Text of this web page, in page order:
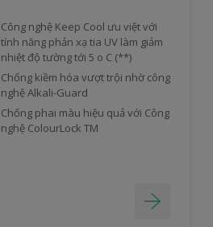
Công nghệ Keep Cool ưu việt với
tính năng phản xạ tia UV làm giảm
nhiệt độ tường tới 5 o C (**)
Chống kiềm hóa vượt trội nhờ công
nghệ Alkali-Guard
Chống phai màu hiệu quả với Công
nghệ ColourLock TM